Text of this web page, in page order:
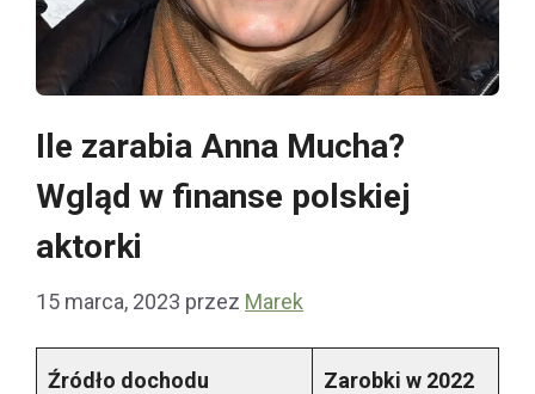
Ile zarabia Anna Mucha?
Wgląd w finanse polskiej
aktorki
15 marca, 2023 przez Marek
Źródło dochodu Zarobki w 2022